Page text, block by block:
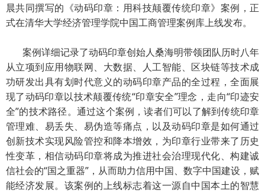
晨共同撰写的《动码印章：用科技颠覆传统印章》案例，正
式在清华大学经济管理学院中国工商管理案例库上线发布。
案例详细记录了动码印章创始人桑海明带领团队历时八年
从立项到应用物联网、大数据、人工智能、区块链等技术成
功研发出具有划时代意义的动码印章产品的全过程，全面展
现了动码印章以技术颠覆传统“印章安全”理念，走向“印迹安
全”的技术路径。通过这个案例，读者们可以了解到传统印章
管理难、易丢失、易伪造等痛点，以及动码印章是如何通过
创新技术实现风险管控和降本增效，为印章行业带来了历史
性变革，相信动码印章将成为推进社会治理现代化、构建诚
信社会的“国之重器”，从而助力信用中国、数字中国建设，赋
能经济发展。该案例的上线标志着这一源自中国本土的智慧